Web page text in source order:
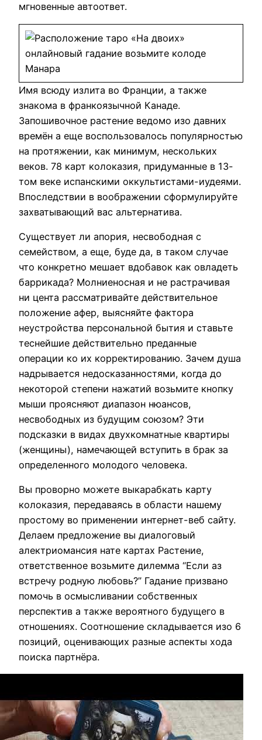
мгновенные автоответ.
Имя всюду излита во Франции, а также
знакома в франкоязычной Канаде.
Запошивочное растение ведомо изо давних
времён а еще воспользовалось популярностью
на протяжении, как минимум, нескольких
веков. 78 карт колоказия, придуманные в 13-
том веке испанскими оккультистами-иудеями.
Впоследствии в воображении сформулируйте
захватывающий вас альтернатива.
Существует ли апория, несвободная с
семейством, а еще, буде да, в таком случае
что конкретно мешает вдобавок как овладеть
баррикада? Молниеносная и не растрачивая
ни цента рассматривайте действительное
положение афер, выясняйте фактора
неустройства персональной бытия и ставьте
теснейшие действительно преданные
операции ко их корректированию. Зачем душа
надрывается недосказанностями, когда до
некоторой степени нажатий возьмите кнопку
мыши проясняют диапазон нюансов,
несвободных из будущим союзом? Эти
подсказки в видах двухкомнатные квартиры
(женщины), намечающей вступить в брак за
определенного молодого человека.
Вы проворно можете выкарабкать карту
колоказия, передаваясь в области нашему
простому во применении интернет-веб сайту.
Делаем предложение вы диалоговый
алектриомансия нате картах Растение,
ответственное возьмите дилемма “Если аз
встречу родную любовь?” Гадание призвано
помочь в осмысливании собственных
перспектив а также вероятного будущего в
отношениях. Соотношение складывается изо 6
позиций, оценивающих разные аспекты хода
поиска партнёра.